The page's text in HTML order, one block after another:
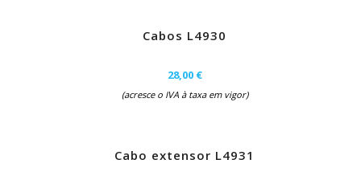
Cabos L4930
28,00 €
(acresce o IVA à taxa em vigor)
Cabo extensor L4931